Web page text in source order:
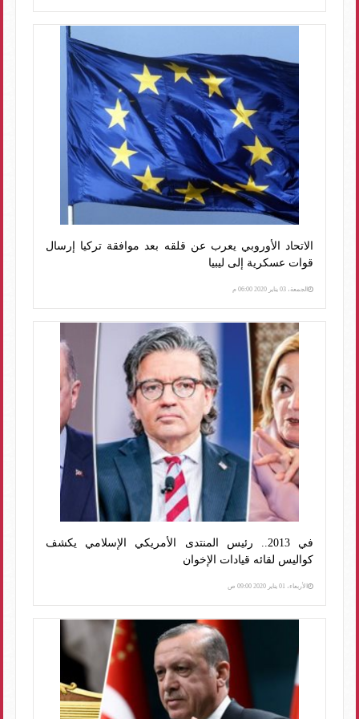
الاتحاد الأوروبي يعرب عن قلقه بعد موافقة تركيا إرسال
قوات عسكرية إلى ليبيا
الجمعة، 03 يناير 2020 06:00 م
في 2013.. رئيس المنتدى الأمريكي الإسلامي يكشف
كواليس لقائه قيادات الإخوان
الأربعاء، 01 يناير 2020 09:00 ص